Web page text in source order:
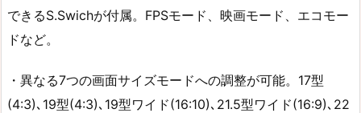
できるS.Swichが付属。FPSモード、映画モード、エコモー
ドなど。
・異なる7つの画面サイズモードへの調整が可能。17型
(4:3)､19型(4:3)､19型ワイド(16:10)､21.5型ワイド(16:9)､22